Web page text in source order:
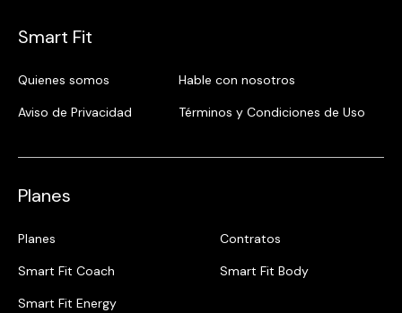
Smart Fit
Quienes somos
Hable con nosotros
Aviso de Privacidad
Términos y Condiciones de Uso
Planes
Planes
Contratos
Smart Fit Coach
Smart Fit Body
Smart Fit Energy